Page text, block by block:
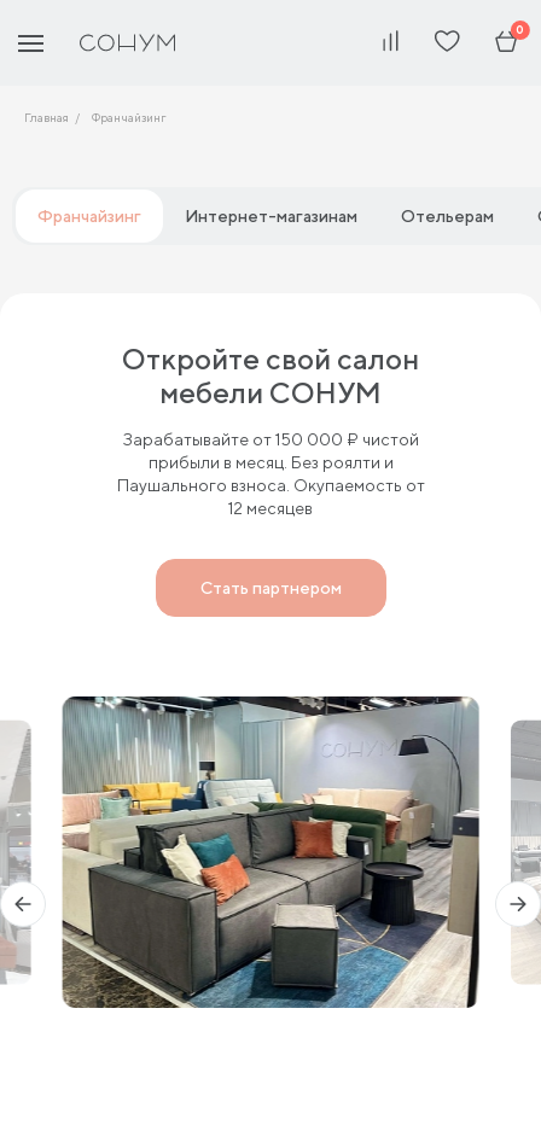
0
Главная Франчайзинг
Франчайзинг Интернет-магазинам Отельерам
Откройте свой салон
мебели СОНУМ
Зарабатывайте от 150 000 ₽ чистой
прибыли в месяц. Без роялти и
Паушального взноса. Окупаемость от
12 месяцев
Стать партнером